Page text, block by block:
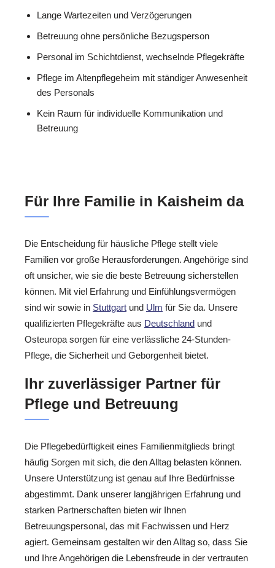
Lange Wartezeiten und Verzögerungen
Betreuung ohne persönliche Bezugsperson
Personal im Schichtdienst, wechselnde Pflegekräfte
Pflege im Altenpflegeheim mit ständiger Anwesenheit
des Personals
Kein Raum für individuelle Kommunikation und
Betreuung
Für Ihre Familie in Kaisheim da
Die Entscheidung für häusliche Pflege stellt viele
Familien vor große Herausforderungen. Angehörige sind
oft unsicher, wie sie die beste Betreuung sicherstellen
können. Mit viel Erfahrung und Einfühlungsvermögen
sind wir sowie in Stuttgart und Ulm für Sie da. Unsere
qualifizierten Pflegekräfte aus Deutschland und
Osteuropa sorgen für eine verlässliche 24-Stunden-
Pflege, die Sicherheit und Geborgenheit bietet.
Ihr zuverlässiger Partner für
Pflege und Betreuung
Die Pflegebedürftigkeit eines Familienmitglieds bringt
häufig Sorgen mit sich, die den Alltag belasten können.
Unsere Unterstützung ist genau auf Ihre Bedürfnisse
abgestimmt. Dank unserer langjährigen Erfahrung und
starken Partnerschaften bieten wir Ihnen
Betreuungspersonal, das mit Fachwissen und Herz
agiert. Gemeinsam gestalten wir den Alltag so, dass Sie
und Ihre Angehörigen die Lebensfreude in der vertrauten